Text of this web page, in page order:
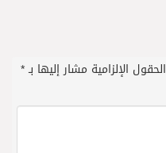
الحقول الإلزامية مشار إليها بـ*